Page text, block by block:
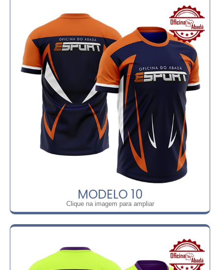
MODELO 10
Clique na imagem para ampliar